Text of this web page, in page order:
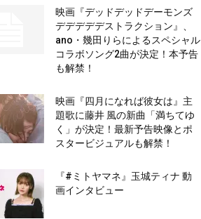
映画『デッドデッドデーモンズ
デデデデデストラクション』、
ano・幾田りらによるスペシャル
コラボソング2曲が決定！本予告
も解禁！
映画『四月になれば彼女は』主
題歌に藤井 風の新曲「満ちてゆ
く」が決定！最新予告映像とポ
スタービジュアルも解禁！
『#ミトヤマネ』玉城ティナ 動
画インタビュー